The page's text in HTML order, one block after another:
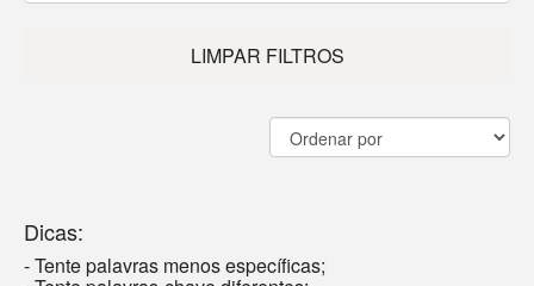
LIMPAR FILTROS
Dicas:
- Tente palavras menos específicas;